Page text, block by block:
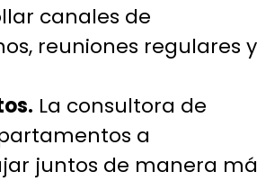
canales de
reuniones regulares y
La consultora de
a
juntos de manera